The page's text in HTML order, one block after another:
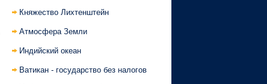
Княжество Лихтенштейн
Атмосфера Земли
Индийский океан
Ватикан - государство без налогов